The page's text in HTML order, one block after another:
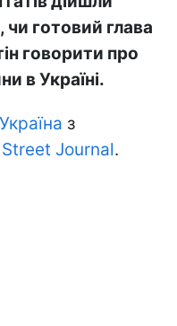
чи готовий глава
говорити про
в Україні.
з
Journal.